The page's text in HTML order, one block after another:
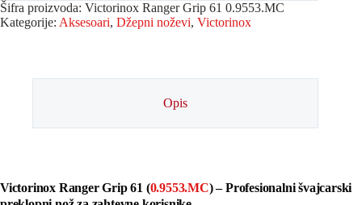
Šifra proizvoda: Victorinox Ranger Grip 61 0.9553.MC
Kategorije: Aksesoari, Džepni noževi, Victorinox
Opis
Victorinox Ranger Grip 61 (0.9553.MC) – Profesionalni švajcarski